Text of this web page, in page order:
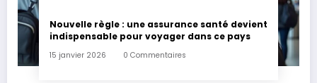
Nouvelle règle : une assurance santé devient
indispensable pour voyager dans ce pays
15 janvier 2026 0 Commentaires